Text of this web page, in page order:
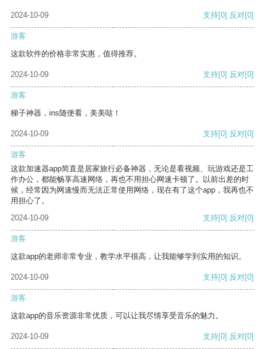
2024-10-09 支持[0] 反对[0]
游客
这款软件的价格非常实惠，值得推荐。
2024-10-09 支持[0] 反对[0]
游客
梯子神器，ins随便看，美美哒！
2024-10-09 支持[0] 反对[0]
游客
这款加速器app简直是居家旅行必备神器，无论是看视频、玩游戏还是工
作办公，都能畅享高速网络，再也不用担心网速卡顿了。以前出差的时
候，经常因为网速慢而无法正常使用网络，现在有了这个app，我再也不
用担心了。
2024-10-09
支持[0] 反对[0]
游客
这款app的老师非常专业，教学水平很高，让我能够学到实用的知识。
2024-10-09 支持[0] 反对[0]
游客
这款app的音乐资源非常优质，可以让我尽情享受音乐的魅力。
2024-10-09 支持[0] 反对[0]